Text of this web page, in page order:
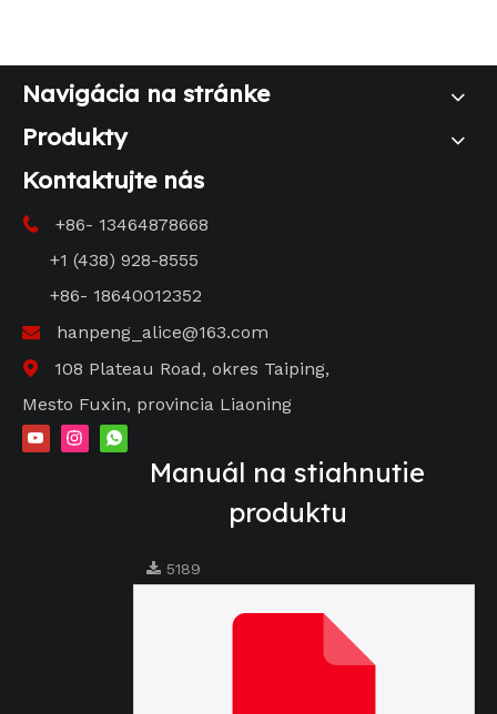
Navigácia na stránke
Produkty
Kontaktujte nás

+86- 13464878668
+1 (438) 928-8555
+86- 18640012352
 hanpeng_alice@163.com

108 Plateau Road, okres Taiping,
Mesto Fuxin, provincia Liaoning
Manuál na stiahnutie
produktu
5189